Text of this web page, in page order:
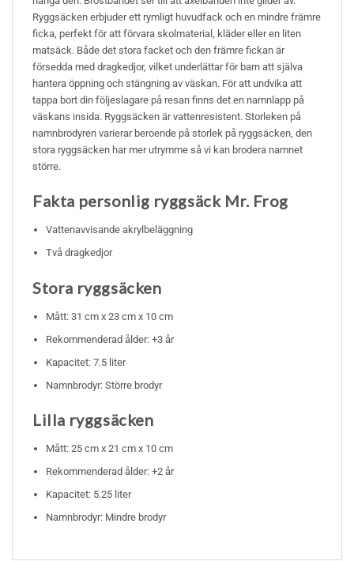
Ryggsäcken erbjuder ett rymligt huvudfack och en mindre främre
ficka, perfekt för att förvara skolmaterial, kläder eller en liten
matsäck. Både det stora facket och den främre fickan är
försedda med dragkedjor, vilket underlättar för barn att själva
hantera öppning och stängning av väskan. För att undvika att
tappa bort din följeslagare på resan finns det en namnlapp på
väskans insida. Ryggsäcken är vattenresistent. Storleken på
namnbrodyren varierar beroende på storlek på ryggsäcken, den
stora ryggsäcken har mer utrymme så vi kan brodera namnet
större.
Fakta personlig ryggsäck Mr. Frog
Vattenavvisande akrylbeläggning
Två dragkedjor
Stora ryggsäcken
Mått: 31 cm x 23 cm x 10 cm
Rekommenderad ålder: +3 år
Kapacitet: 7.5 liter
Namnbrodyr: Större brodyr
Lilla ryggsäcken
Mått: 25 cm x 21 cm x 10 cm
Rekommenderad ålder: +2 år
Kapacitet: 5.25 liter
Namnbrodyr: Mindre brodyr